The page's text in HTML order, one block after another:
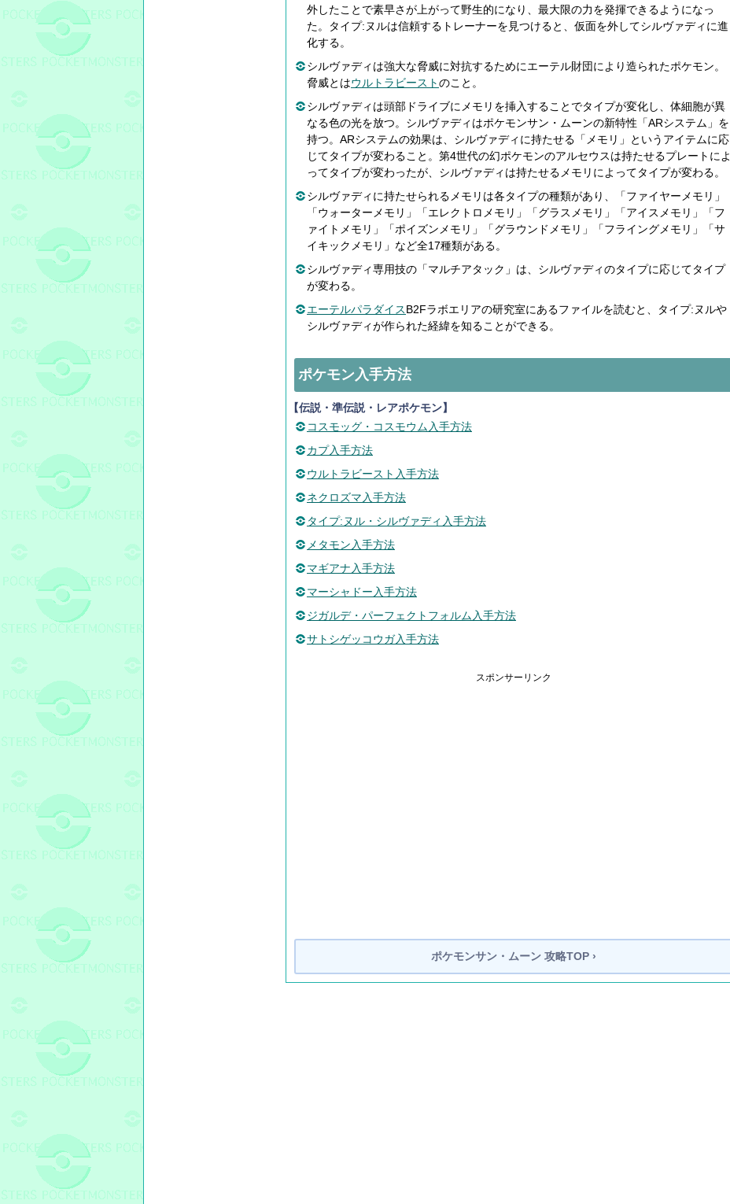
外したことで素早さが上がって野生的になり、最大限の力を発揮できるようになっ
た。タイプ:ヌルは信頼するトレーナーを見つけると、仮面を外してシルヴァディに進
化する。
シルヴァディは強大な脅威に対抗するためにエーテル財団により造られたポケモン。
脅威とはウルトラビーストのこと。
シルヴァディは頭部ドライブにメモリを挿入することでタイプが変化し、体細胞が異
なる色の光を放つ。シルヴァディはポケモンサン・ムーンの新特性「ARシステム」を
持つ。ARシステムの効果は、シルヴァディに持たせる「メモリ」というアイテムに応
じてタイプが変わること。第4世代の幻ポケモンのアルセウスは持たせるプレートによ
ってタイプが変わったが、シルヴァディは持たせるメモリによってタイプが変わる。
シルヴァディに持たせられるメモリは各タイプの種類があり、「ファイヤーメモリ」
「ウォーターメモリ」「エレクトロメモリ」「グラスメモリ」「アイスメモリ」「フ
ァイトメモリ」「ポイズンメモリ」「グラウンドメモリ」「フライングメモリ」「サ
イキックメモリ」など全17種類がある。
シルヴァディ専用技の「マルチアタック」は、シルヴァディのタイプに応じてタイプ
が変わる。
エーテルパラダイスB2Fラボエリアの研究室にあるファイルを読むと、タイプ:ヌルや
シルヴァディが作られた経緯を知ることができる。
ポケモン入手方法
【伝説・準伝説・レアポケモン】
コスモッグ・コスモウム入手方法
カプ入手方法
ウルトラビースト入手方法
ネクロズマ入手方法
タイプ:ヌル・シルヴァディ入手方法
メタモン入手方法
マギアナ入手方法
マーシャドー入手方法
ジガルデ・パーフェクトフォルム入手方法
サトシゲッコウガ入手方法
スポンサーリンク
ポケモンサン・ムーン 攻略TOP ›